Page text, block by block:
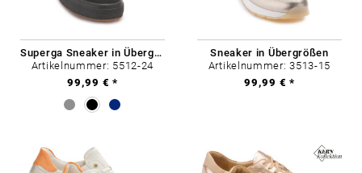
Superga Sneaker in Übergrößen
Artikelnummer: 5512-24
99,99 € *
Sneaker in Übergrößen
Artikelnummer: 3513-15
99,99 € *